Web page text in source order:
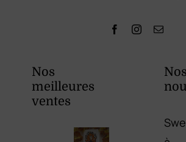
Nos
meilleures
ventes
Nos